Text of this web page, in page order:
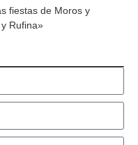
fiestas de Moros y
Rufina»